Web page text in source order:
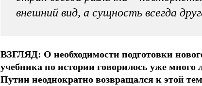
внешний вид, а сущность всегда
ВЗГЛЯД: О необходимости подготовки
учебника по истории говорилось уже много
Путин неоднократно возвращался к этой